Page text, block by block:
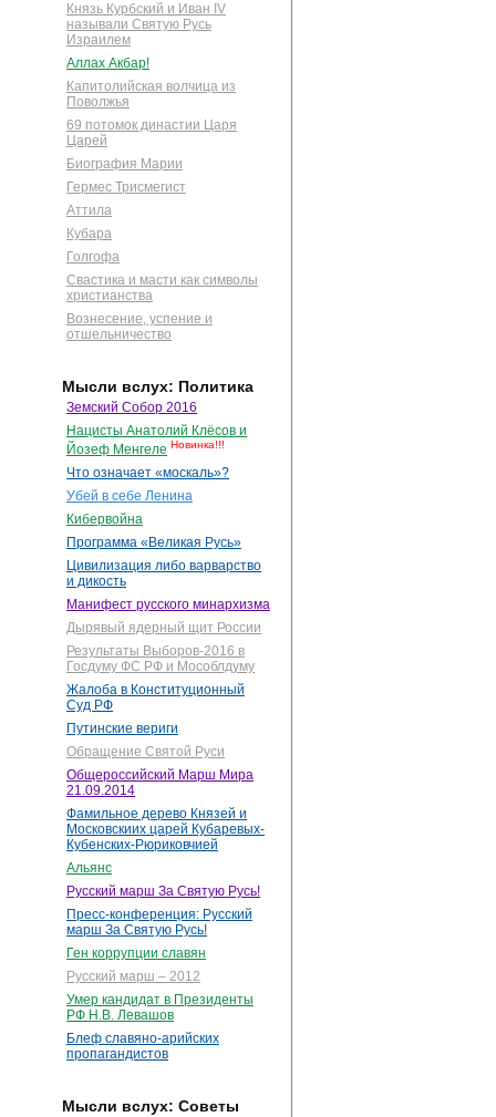
Князь Курбский и Иван IV
называли Святую Русь
Израилем
Аллах Акбар!
Капитолийская волчица из
Поволжья
69 потомок династии Царя
Царей
Биография Марии
Гермес Трисмегист
Аттила
Кубара
Голгофа
Свастика и масти как символы
христианства
Вознесение, успение и
отшельничество
Мысли вслух: Политика
Земский Собор 2016
Нацисты Анатолий Клёсов и
Йозеф Менгеле Новинка!!!
Что означает «москаль»?
Убей в себе Ленина
Кибервойна
Программа «Великая Русь»
Цивилизация либо варварство
и дикость
Манифест русского минархизма
Дырявый ядерный щит России
Результаты Выборов-2016 в
Госдуму ФС РФ и Мособлдуму
Жалоба в Конституционный
Суд РФ
Путинские вериги
Обращение Святой Руси
Общероссийский Марш Мира
21.09.2014
Фамильное дерево Князей и
Московскиих царей Кубаревых-
Кубенских-Рюриковчией
Альянс
Русский марш За Святую Русь!
Пресс-конференция: Русский
марш За Святую Русь!
Ген коррупции славян
Русский марш – 2012
Умер кандидат в Президенты
РФ Н.В. Левашов
Блеф славяно-арийских
пропагандистов
Мысли вслух: Советы